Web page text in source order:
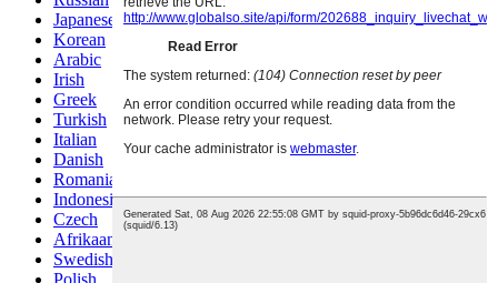
Japanese
Korean
Arabic
Irish
Greek
Turkish
Italian
Danish
Romanian
Indonesian
Czech
Afrikaans
Swedish